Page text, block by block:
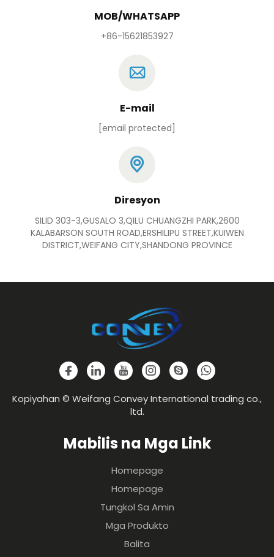
MOB/WHATSAPP
+86-15621853927
E-mail
[email protected]
Diresyon
SILID 303-3,GUSALO 3,QILU CHUANGZHI PARK,2600
KALABARSON SOUTH ROAD,ERSHILIPU STREET,KUIWEN
DISTRICT,WEIFANG CITY,SHANDONG PROVINCE
Kopiyahan © Weifang Convey International trading co.,
ltd.
Mabilis na Mga Link
Homepage
Homepage
Tungkol Sa Amin
Mga Produkto
Balita